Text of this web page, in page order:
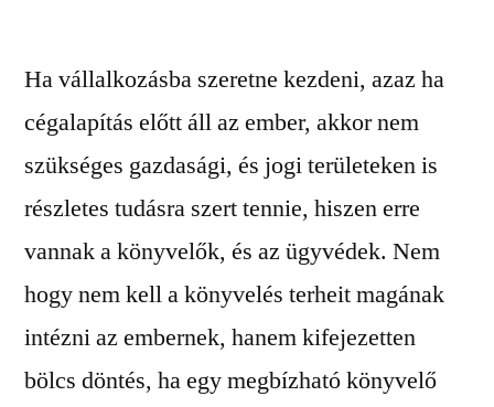
Ha vállalkozásba szeretne kezdeni, azaz ha
cégalapítás előtt áll az ember, akkor nem
szükséges gazdasági, és jogi területeken is
részletes tudásra szert tennie, hiszen erre
vannak a könyvelők, és az ügyvédek. Nem
hogy nem kell a könyvelés terheit magának
intézni az embernek, hanem kifejezetten
bölcs döntés, ha egy megbízható könyvelő